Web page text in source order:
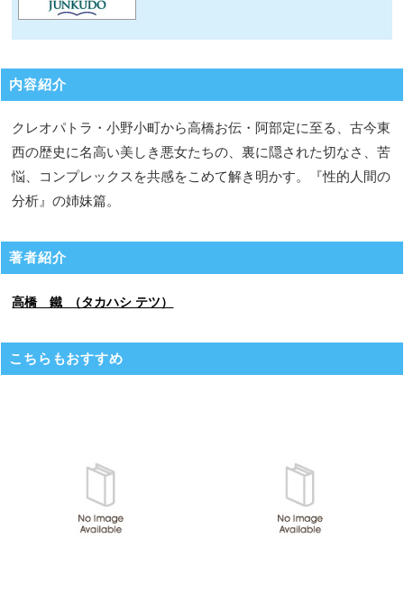
内容紹介
クレオパトラ・小野小町から高橋お伝・阿部定に至る、古今東
西の歴史に名高い美しき悪女たちの、裏に隠された切なさ、苦
悩、コンプレックスを共感をこめて解き明かす。『性的人間の
分析』の姉妹篇。
著者紹介
高橋 鐵 （タカハシ テツ）
こちらもおすすめ